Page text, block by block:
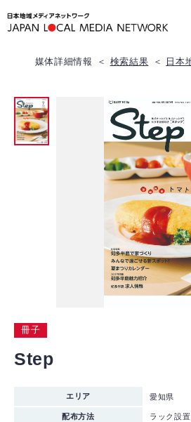
日本
検索結果
媒体詳細情報
冊子
Step
エリア 愛知県
配布方法 ラック設置